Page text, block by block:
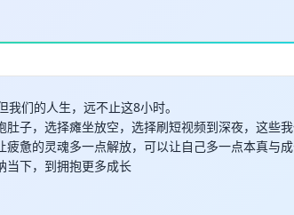
们的人生，远不止这8小时。
子，选择瘫坐放空，选择刷短视频到深夜，这些
惫的灵魂多一点解放，可以让自己多一点本真与
当下，到拥抱更多成长